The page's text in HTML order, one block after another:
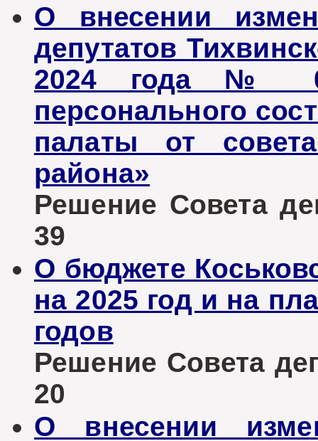
О внесении
депутатов
2024 года №
персонального
палаты от
района»
Решение Совета
39
О бюджете
на 2025 год и на
годов
Решение Совета
20
О внесении